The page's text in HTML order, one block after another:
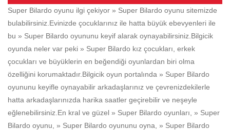
Silah
Basketbol
Beceri
Komik
Macera
Mario
Hesaplamalar
Oyun
Eğitim Haberleri
Super Bilardo oyunu ilgi çekiyor » Super Bilardo oyunu sitemizde
bulabilirsiniz.Evinizde çocuklarınız ile hatta büyük ebevyenleri ile
bu » Super Bilardo oyununu keyif alarak oynayabilirsiniz.Bilgicik
oyunda neler var peki » Super Bilardo kız çocukları, erkek
çocukları ve büyüklerin en beğendiği oyunlardan biri olma
özelliğini korumaktadır.Bilgicik oyun portalında » Super Bilardo
oyununu keyifle oynayabilir arkadaşlarınız ve çevrenizdekilerle
hatta arkadaşlarınızda harika saatler geçirebilir ve neşeyle
eğlenebilirsiniz.En kral ve güzel » Super Bilardo oyunları, » Super
Bilardo oyunu, » Super Bilardo oyununu oyna, » Super Bilardo